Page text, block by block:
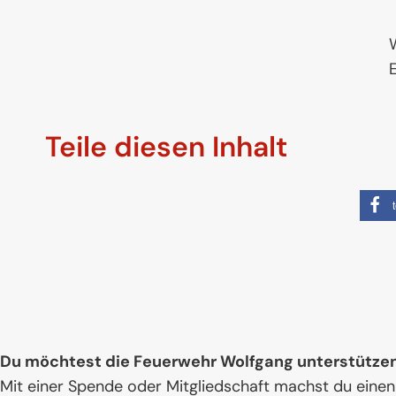
Teile diesen Inhalt
Du möchtest die Feuerwehr Wolfgang
Mit einer Spende oder Mitgliedschaft machst du